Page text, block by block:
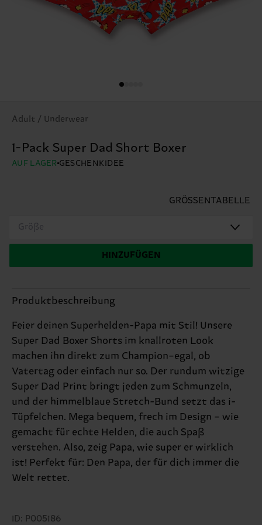
Adult / Underwear
1-Pack Super Dad Short Boxer
AUF LAGER GESCHENKIDEE
GRÖSSENTABELLE
Größe
HINZUFÜGEN
Produktbeschreibung
Feier deinen Superhelden-Papa mit Stil! Unsere
Super Dad Boxer Shorts im knallroten Look
machen ihn direkt zum Champion–egal, ob
Vatertag oder einfach nur so. Der rundum witzige
Super Dad Print bringt jeden zum Schmunzeln,
und der himmelblaue Stretch-Bund setzt das i-
Tüpfelchen. Mega bequem, frech im Design – wie
gemacht für echte Helden, die auch Spaß
verstehen. Also, zeig Papa, wie super er wirklich
ist! Perfekt für: Den Papa, der für dich immer die
Welt rettet.
ID: P005186